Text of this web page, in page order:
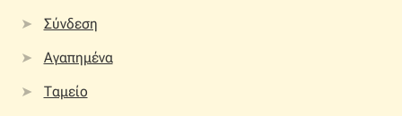
Σύνδεση
Αγαπημένα
Ταμείο